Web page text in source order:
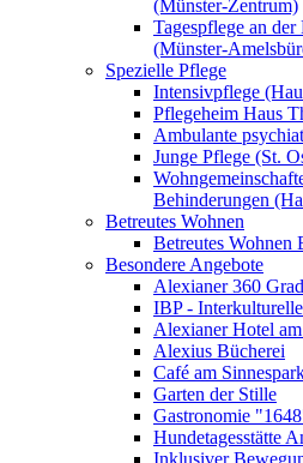
(Münster-Zentrum)
Tagespflege an
(Münster-
Spezielle Pflege
Intensivpflege
Pflegeheim Haus
Ambulante
Junge Pflege (St.
Behinderungen
Betreutes Wohnen
Betreutes Wohnen
Besondere Angebote
Alexianer 360 Grad
IBP -
Alexianer Hotel
Alexius Bücherei
Café am
Garten der Stille
Gastronomie
Hundetagesstätte
Inklusiver